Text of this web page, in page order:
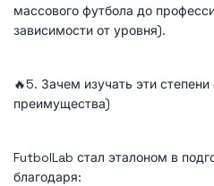
массового футбола до
зависимости от уровня).
🔥5. Зачем изучать эти
преимущества)
FutbolLab стал эталоном в
благодаря: